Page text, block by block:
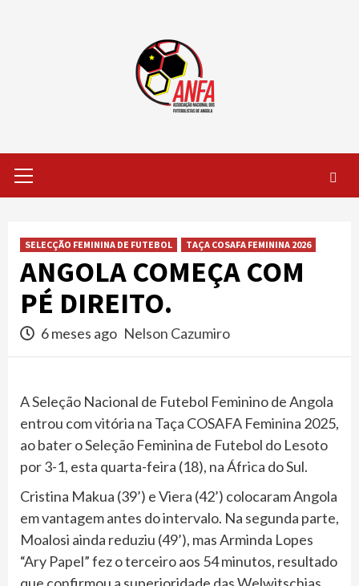
Menu
SELECÇÃO FEMININA DE FUTEBOL TAÇA COSAFA FEMININA 2026
ANGOLA COMEÇA COM
PÉ DIREITO.
6 meses ago Nelson Cazumiro
A Seleção Nacional de Futebol Feminino de Angola
entrou com vitória na Taça COSAFA Feminina 2025,
ao bater o Seleção Feminina de Futebol do Lesoto
por 3-1, esta quarta-feira (18), na África do Sul.
Cristina Makua (39’) e Viera (42’) colocaram Angola
em vantagem antes do intervalo. Na segunda parte,
Moalosi ainda reduziu (49’), mas Arminda Lopes
“Ary Papel” fez o terceiro aos 54 minutos, resultado